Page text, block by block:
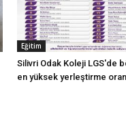
Eğitim
Silivri Odak Koleji LGS'de
en yüksek yerleştirme